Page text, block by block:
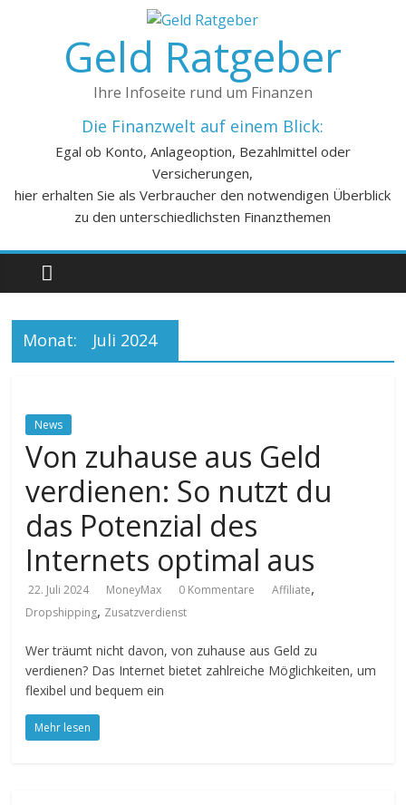
Geld Ratgeber
Ihre Infoseite rund um Finanzen
Die Finanzwelt auf einem Blick:
Egal ob Konto, Anlageoption, Bezahlmittel oder
Versicherungen,
hier erhalten Sie als Verbraucher den notwendigen Überblick
zu den unterschiedlichsten Finanzthemen
Monat: Juli 2024
News
Von zuhause aus Geld
verdienen: So nutzt du
das Potenzial des
Internets optimal aus
22. Juli 2024 MoneyMax 0 Kommentare Affiliate,
Dropshipping, Zusatzverdienst
Wer träumt nicht davon, von zuhause aus Geld zu
verdienen? Das Internet bietet zahlreiche Möglichkeiten, um
flexibel und bequem ein
Mehr lesen